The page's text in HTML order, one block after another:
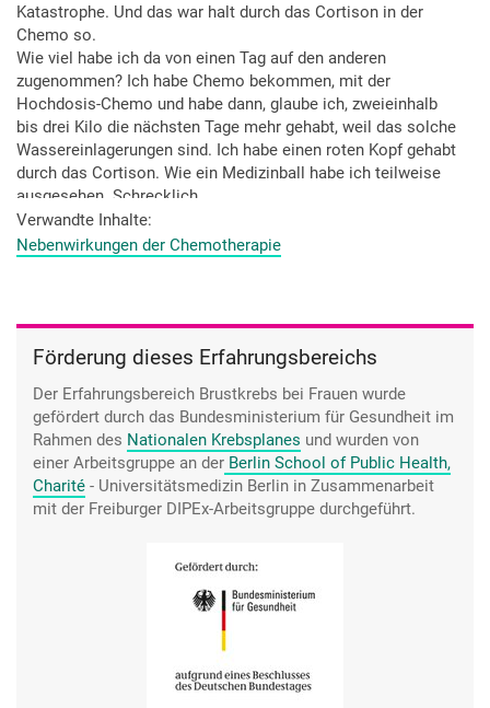
Katastrophe. Und das war halt durch das Cortison in der
Chemo so.
Wie viel habe ich da von einen Tag auf den anderen
zugenommen? Ich habe Chemo bekommen, mit der
Hochdosis-Chemo und habe dann, glaube ich, zweieinhalb
bis drei Kilo die nächsten Tage mehr gehabt, weil das solche
Wassereinlagerungen sind. Ich habe einen roten Kopf gehabt
durch das Cortison. Wie ein Medizinball habe ich teilweise
ausgesehen. Schrecklich.
Verwandte Inhalte
Nebenwirkungen der Chemotherapie
Förderung dieses Erfahrungsbereichs
Der Erfahrungsbereich Brustkrebs bei Frauen wurde
gefördert durch das Bundesministerium für Gesundheit im
Rahmen des Nationalen Krebsplanes und wurden von
einer Arbeitsgruppe an der Berlin School of Public Health,
Charité - Universitätsmedizin Berlin in Zusammenarbeit
mit der Freiburger DIPEx-Arbeitsgruppe durchgeführt.